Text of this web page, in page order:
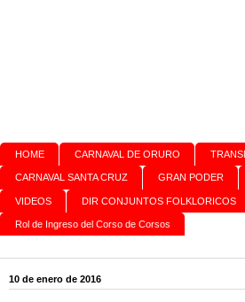
HOME CARNAVAL DE ORURO
CARNAVAL SANTA CRUZ GRAN PODER
VIDEOS DIR CONJUNTOS FOLKLORICOS
Rol de Ingreso del Corso de Corsos
10 de enero de 2016